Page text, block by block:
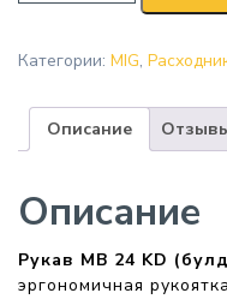
Категории: MIG,
Описание
Описание
Рукав MB 24 KD
эргономичная